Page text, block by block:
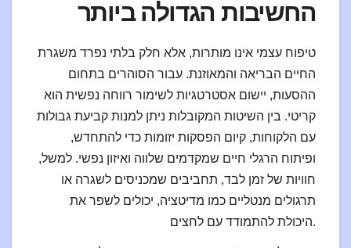
החשיבות הגדולה ביותר
טיפוח עצמי אינו מותרות, אלא חלק בלתי נפרד משגרת
החיים הבריאה והמאוזנת. עבור הסוהרים בתחום
ההסעות, יישום אסטרטגיות לשימור רווחה נפשית הוא
קריטי. בין השיטות המקובלות ניתן למנות קביעת גבולות
עם הלקוחות, קיום הפסקות יזומות כדי להתחדש,
ופיתוח הרגלי חיים שמקדמים שלווה ואיזון נפשי. למשל,
חוויות של זמן לבד, תחביבים שמכניסים לשגרה או
תרגולים מנטליים כמו מדיטציה, יכולים לשפר את
היכולת להתמודד עם לחצים.